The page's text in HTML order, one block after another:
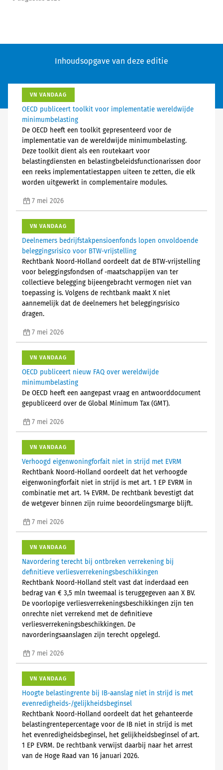
Inhoudsopgave van deze editie
VN VANDAAG
OECD publiceert toolkit voor implementatie wereldwijde
minimumbelasting
De OECD heeft een toolkit gepresenteerd voor de
implementatie van de wereldwijde minimumbelasting.
Deze toolkit dient als een routekaart voor
belastingdiensten en belastingbeleidsfunctionarissen door
een reeks implementatiestappen uiteen te zetten, die elk
worden uitgewerkt in complementaire modules.
7 mei 2026
VN VANDAAG
Deelnemers bedrijfstakpensioenfonds lopen onvoldoende
beleggingsrisico voor BTW-vrijstelling
Rechtbank Noord-Holland oordeelt dat de BTW-vrijstelling
voor beleggingsfondsen of -maatschappijen van ter
collectieve belegging bijeengebracht vermogen niet van
toepassing is. Volgens de rechtbank maakt X niet
aannemelijk dat de deelnemers het beleggingsrisico
dragen.
7 mei 2026
VN VANDAAG
OECD publiceert nieuw FAQ over wereldwijde
minimumbelasting
De OECD heeft een aangepast vraag en antwoorddocument
gepubliceerd over de Global Minimum Tax (GMT).
7 mei 2026
VN VANDAAG
Verhoogd eigenwoningforfait niet in strijd met EVRM
Rechtbank Noord-Holland oordeelt dat het verhoogde
eigenwoningforfait niet in strijd is met art. 1 EP EVRM in
combinatie met art. 14 EVRM. De rechtbank bevestigt dat
de wetgever binnen zijn ruime beoordelingsmarge blijft.
7 mei 2026
VN VANDAAG
Navordering terecht bij ontbreken verrekening bij
definitieve verliesverrekeningsbeschikkingen
Rechtbank Noord-Holland stelt vast dat inderdaad een
bedrag van € 3,5 mln tweemaal is teruggegeven aan X BV.
De voorlopige verliesverrekeningsbeschikkingen zijn ten
onrechte niet verrekend met de definitieve
verliesverrekeningsbeschikkingen. De
navorderingsaanslagen zijn terecht opgelegd.
7 mei 2026
VN VANDAAG
Hoogte belastingrente bij IB-aanslag niet in strijd is met
evenredigheids-/gelijkheidsbeginsel
Rechtbank Noord-Holland oordeelt dat het gehanteerde
belastingrentepercentage voor de IB niet in strijd is met
het evenredigheidsbeginsel, het gelijkheidsbeginsel of art.
1 EP EVRM. De rechtbank verwijst daarbij naar het arrest
van de Hoge Raad van 16 januari 2026.